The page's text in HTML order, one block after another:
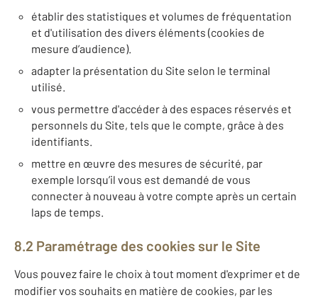
établir des statistiques et volumes de fréquentation
et d'utilisation des divers éléments (cookies de
mesure d’audience).
adapter la présentation du Site selon le terminal
utilisé.
vous permettre d'accéder à des espaces réservés et
personnels du Site, tels que le compte, grâce à des
identifiants.
mettre en œuvre des mesures de sécurité, par
exemple lorsqu’il vous est demandé de vous
connecter à nouveau à votre compte après un certain
laps de temps.
8.2 Paramétrage des cookies sur le Site
Vous pouvez faire le choix à tout moment d'exprimer et de
modifier vos souhaits en matière de cookies, par les